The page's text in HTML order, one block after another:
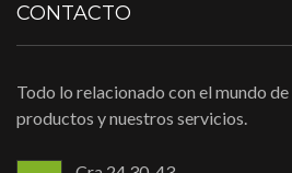
CONTACTO
Todo lo relacionado con el mundo
productos y nuestros servicios.